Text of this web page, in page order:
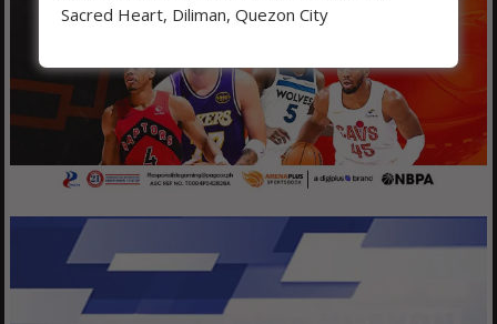
Sacred Heart, Diliman, Quezon City